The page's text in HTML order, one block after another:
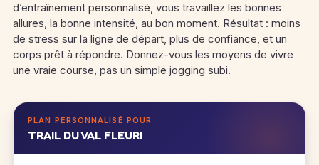
d’entraînement personnalisé, vous travaillez les bonnes
allures, la bonne intensité, au bon moment. Résultat : moins
de stress sur la ligne de départ, plus de confiance, et un
corps prêt à répondre. Donnez-vous les moyens de vivre
une vraie course, pas un simple jogging subi.
PLAN PERSONNALISÉ POUR
TRAIL DU VAL FLEURI